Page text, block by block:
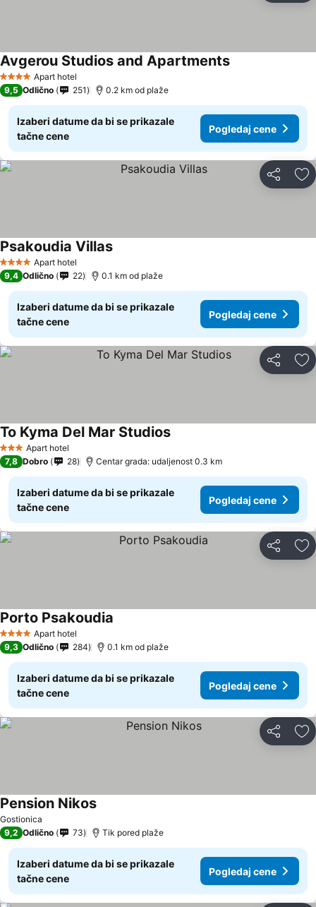
4 ZvezdiceApart hotel
Avgerou Studios and Apartments
9,5 Odlično 251 0.2 km od plaže
Izaberi datume da bi se prikazale
tačne cene
Pogledaj cene
Deli
4 ZvezdiceApart hotel
Psakoudia Villas
9,4 Odlično 22 0.1 km od plaže
Izaberi datume da bi se prikazale
tačne cene
Pogledaj cene
Deli
3 ZvezdiceApart hotel
To Kyma Del Mar Studios
7,8 Dobro 28 Centar grada: udaljenost 0.3 km
Izaberi datume da bi se prikazale
tačne cene
Pogledaj cene
Deli
4 ZvezdiceApart hotel
Porto Psakoudia
9,3 Odlično 284 0.1 km od plaže
Izaberi datume da bi se prikazale
tačne cene
Pogledaj cene
Deli
Gostionica
Pension Nikos
9,2 Odlično 73 Tik pored plaže
Izaberi datume da bi se prikazale
tačne cene
Pogledaj cene